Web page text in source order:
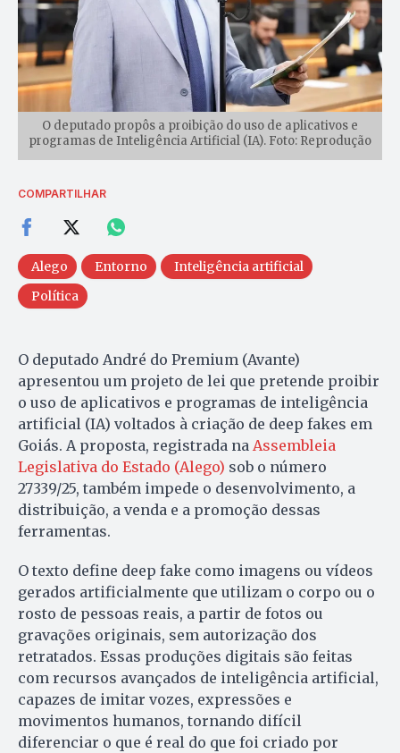
O deputado propôs a proibição do uso de aplicativos e
programas de Inteligência Artificial (IA). Foto: Reprodução
COMPARTILHAR
Alego Entorno
Inteligência artificial
Política
O deputado André do Premium (Avante)
apresentou um projeto de lei que pretende proibir
o uso de aplicativos e programas de inteligência
artificial (IA) voltados à criação de deep fakes em
Goiás. A proposta, registrada na Assembleia
Legislativa do Estado (Alego) sob o número
27339/25, também impede o desenvolvimento, a
distribuição, a venda e a promoção dessas
ferramentas.
O texto define deep fake como imagens ou vídeos
gerados artificialmente que utilizam o corpo ou o
rosto de pessoas reais, a partir de fotos ou
gravações originais, sem autorização dos
retratados. Essas produções digitais são feitas
com recursos avançados de inteligência artificial,
capazes de imitar vozes, expressões e
movimentos humanos, tornando difícil
diferenciar o que é real do que foi criado por